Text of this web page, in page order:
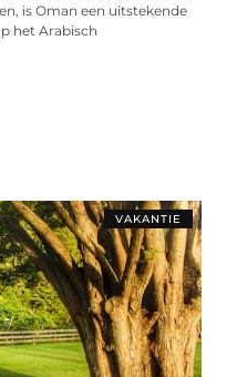
is Oman een uitstekende
het Arabisch
VAKANTIE